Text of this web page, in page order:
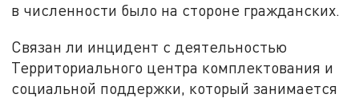
в численности было на стороне гражданских.
Связан ли инцидент с деятельностью
Территориального центра комплектования и
социальной поддержки, который занимается